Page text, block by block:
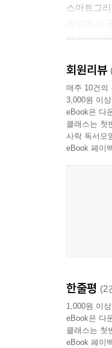
Section.
Section.
Section. 06
Chapter. 8
Section.
Section.
Section.
Section.
Section.
Section.
스마트그
우리 아이
- 문승일(서
얼마 전 초
필요한 시
낮춰서 일
- 정도영(
회원리뷰
매주 10건의
3,000원 이
eBook은 다
클래스는 첫
사락 독서모
eBook 페이
한줄평 (2
1,000원 이
eBook은 다
클래스는 첫
eBook 페이